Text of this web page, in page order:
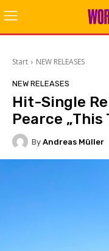
Start NEW RELEASES
NEW RELEASES
Hit-Single
Pearce „This
By Andreas Müller